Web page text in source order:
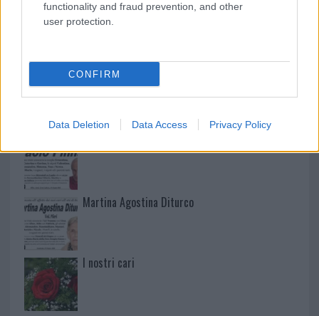
functionality and fraud prevention, and other
user protection.
CONFIRM
Data Deletion Data Access Privacy Policy
Mario Malu
Martina Agostina Diturco
I nostri cari